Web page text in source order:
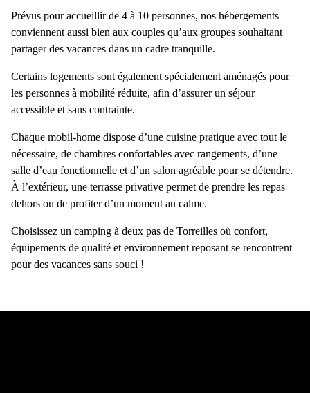
Prévus pouraccueillir de 4 à 10 personnes, nos hébergements
conviennent aussi bien aux couples qu’aux groupes souhaitant
partager des vacances dans un cadre tranquille.
Certains logements sont également spécialement aménagés pour
les personnes à mobilité réduite, afin d’assurer un séjour
accessible et sans contrainte.
Chaque mobil-home dispose d’une cuisine pratique avec tout le
nécessaire, de chambres confortables avec rangements, d’une
salle d’eau fonctionnelle et d’un salon agréable pour se détendre.
À l’extérieur, une terrasse privative permet de prendre les repas
dehors ou de profiter d’un moment au calme.
Choisissez un camping à deux pas de Torreilles où confort,
équipements de qualité et environnement reposant se rencontrent
pour des vacances sans souci !